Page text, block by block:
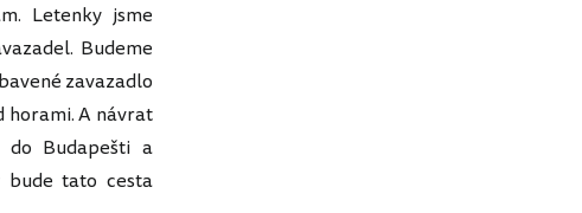
Letenky jsme
Budeme
zavazadlo
horami. A návrat
do Budapešti a
bude tato cesta